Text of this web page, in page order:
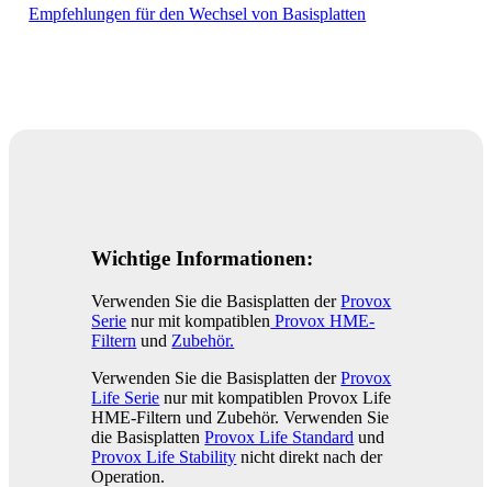
Empfehlungen für den Wechsel von Basisplatten
Wichtige Informationen:
Verwenden Sie die Basisplatten derProvox
Serie nur mit kompatiblen Provox HME-
Filtern und Zubehör.
Verwenden Sie die Basisplatten derProvox
Life Serie nur mit kompatiblen Provox Life
HME-Filtern und Zubehör. Verwenden Sie
die BasisplattenProvox Life Standard und
Provox Life Stability nicht direkt nach der
Operation.